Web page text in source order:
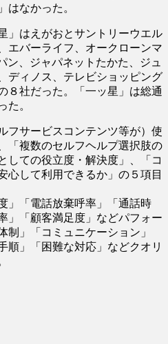
はなかった。
」はえがおとサントリーウエル
エバーライフ、オークローンマ
ン、ジャパネットたかた、ジュ
ディノス、テレビショッピング
８社だった。「一ッ星」は総通
た。
フサービスコンテンツ等が）使
「複数のセルフヘルプ選択肢の
しての役立度・解決度」、「コ
心して利用できるか」の５項目
」「電話放棄呼率」「通話時
」「顧客満足度」などパフォー
制」「コミュニケーション」
順」「困難な対応」などクオリ